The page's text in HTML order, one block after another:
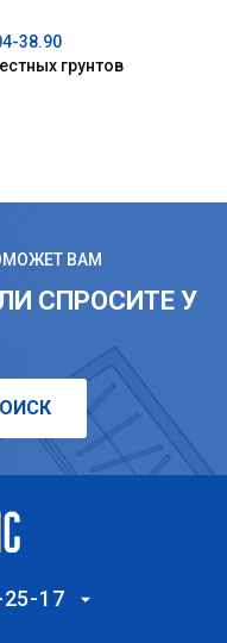
38.90
грунтов
ВАМ
СПРОСИТЕ У
17